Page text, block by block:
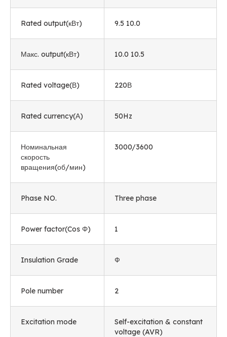
Rated output(кВт) 9.5 10.0
Макс. output(кВт) 10.0 10.5
Rated voltage(В) 220В
Rated currency(А) 50Hz
Номинальная
скорость
вращения(об/мин)
3000/3600
Phase NO. Three phase
Power factor(Cos Φ) 1
Insulation Grade Ф
Pole number 2
Excitation mode Self-excitation & constant
voltage (AVR)